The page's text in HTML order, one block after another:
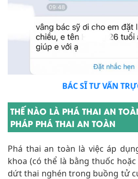
BÁC SĨ TƯ VẤN
THẾ NÀO LÀ PHÁ THAI AN
PHÁP PHÁ THAI AN TOÀN
Phá thai an toàn là việc áp
khoa (có thể là bằng thuốc
dứt thai nghén trong buồng tử